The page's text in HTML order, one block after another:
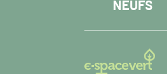
NEUFS